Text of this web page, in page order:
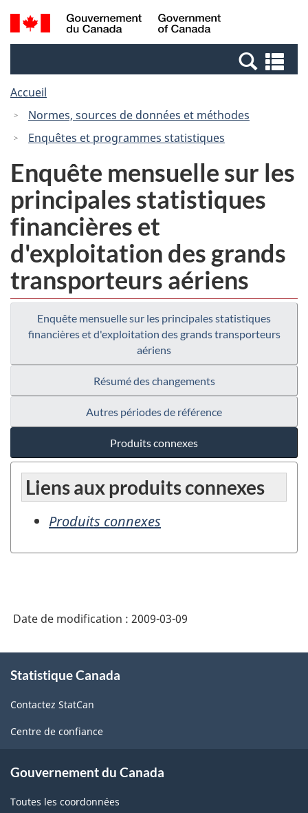
Passer
au
Passer
à
Canada
Recherche
et
et
Accueil
Normes, sources de données et méthodes
Enquêtes et programmes statistiques
Enquête mensuelle sur les
principales statistiques
financières et
d'exploitation des grands
transporteurs aériens
Enquête mensuelle sur les principales statistiques
financières et d'exploitation des grands transporteurs
aériens
Résumé des changements
Autres périodes de référence
Produits connexes
Liens aux produits connexes
Produits connexes
Date de modification : 2009-03-09
propos
ce
site
Statistique Canada
Contactez StatCan
Centre de confiance
Gouvernement du Canada
Toutes les coordonnées